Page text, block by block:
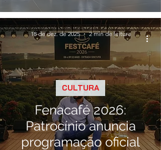
edição
Fenacafé 2026:
Patrocínio anuncia
programação oficial
CULTURA
18 de dez. de 2025 2 min de leitura